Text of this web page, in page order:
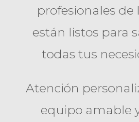
profesionales de
están listos para
todas tus
Atención
equipo amable